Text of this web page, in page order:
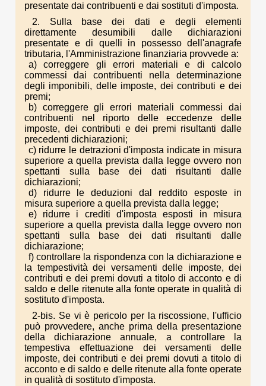
presentate dai contribuenti e dai sostituti d'imposta.
2. Sulla base dei dati e degli elementi
direttamente desumibili dalle dichiarazioni
presentate e di quelli in possesso dell'anagrafe
tributaria, l'Amministrazione finanziaria provvede a:
a) correggere gli errori materiali e di calcolo
commessi dai contribuenti nella determinazione
degli imponibili, delle imposte, dei contributi e dei
premi;
b) correggere gli errori materiali commessi dai
contribuenti nel riporto delle eccedenze delle
imposte, dei contributi e dei premi risultanti dalle
precedenti dichiarazioni;
c) ridurre le detrazioni d'imposta indicate in misura
superiore a quella prevista dalla legge ovvero non
spettanti sulla base dei dati risultanti dalle
dichiarazioni;
d) ridurre le deduzioni dal reddito esposte in
misura superiore a quella prevista dalla legge;
e) ridurre i crediti d'imposta esposti in misura
superiore a quella prevista dalla legge ovvero non
spettanti sulla base dei dati risultanti dalle
dichiarazione;
f) controllare la rispondenza con la dichiarazione e
la tempestività dei versamenti delle imposte, dei
contributi e dei premi dovuti a titolo di acconto e di
saldo e delle ritenute alla fonte operate in qualità di
sostituto d'imposta.
2-bis. Se vi è pericolo per la riscossione, l'ufficio
può provvedere, anche prima della presentazione
della dichiarazione annuale, a controllare la
tempestiva effettuazione dei versamenti delle
imposte, dei contributi e dei premi dovuti a titolo di
acconto e di saldo e delle ritenute alla fonte operate
in qualità di sostituto d'imposta.